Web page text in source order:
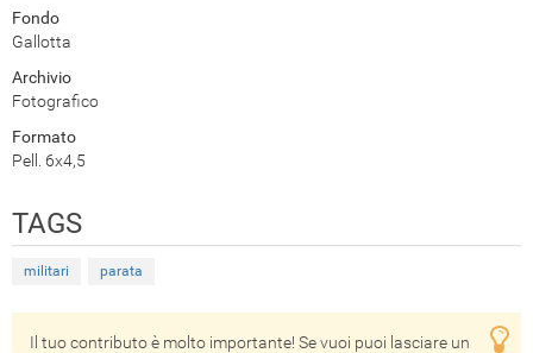
Fondo
Gallotta
Archivio
Fotografico
Formato
Pell. 6x4,5
TAGS
militari parata
Il tuo contributo è molto importante! Se vuoi puoi lasciare un